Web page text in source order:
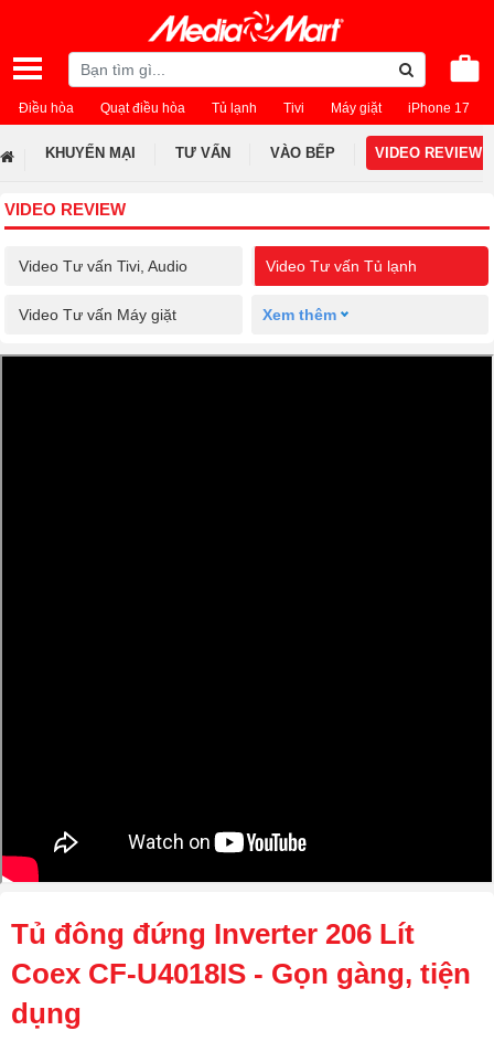
Điều hòa Quạt điều hòa Tủ lạnh Tivi Máy giặt iPhone 17
KHUYẾN MẠI TƯ VẤN VÀO BẾP VIDEO REVIEW
VIDEO REVIEW
Video Tư vấn Tivi, Audio Video Tư vấn Tủ lạnh
Video Tư vấn Máy giặt Xem thêm
Tủ đông đứng Inverter 206 Lít
Coex CF-U4018IS - Gọn gàng, tiện
dụng